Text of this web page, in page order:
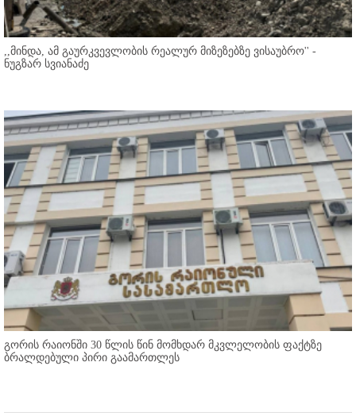
,,მინდა, ამ გაურკვევლობის რეალურ მიზეზებზე ვისაუბრო'' -
ნუგზარ სვიანაძე
გორის რაიონში 30 წლის წინ მომხდარ მკვლელობის ფაქტზე
ბრალდებული პირი გაამართლეს